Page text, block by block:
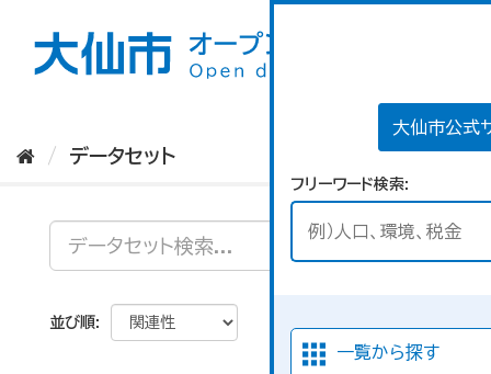
大仙市公式
フリーワード検索
一覧から探す
データセット
並び順